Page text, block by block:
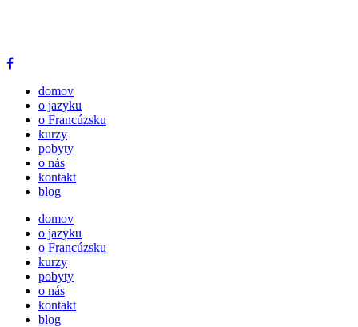
domov
o jazyku
o Francúzsku
kurzy
pobyty
o nás
kontakt
blog
domov
o jazyku
o Francúzsku
kurzy
pobyty
o nás
kontakt
blog